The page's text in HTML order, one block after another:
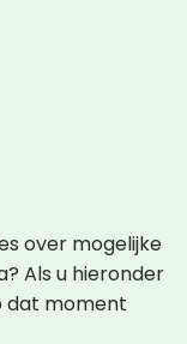
over mogelijke
Als u hieronder
dat moment